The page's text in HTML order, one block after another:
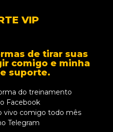
VIP
de tirar suas
comigo e minha
suporte.
do treinamento
Facebook
vivo comigo todo mês
Telegram